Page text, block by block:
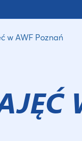
w AWF Poznań